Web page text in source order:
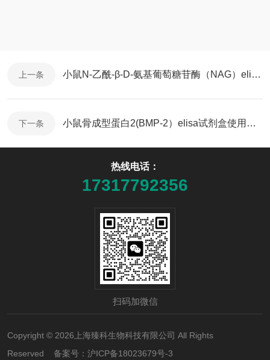
上一条 小鼠N-乙酰-β-D-氨基葡萄糖苷酶（NAG）elisa试剂盒操作步骤
下一条 小鼠骨成型蛋白2(BMP-2）elisa试剂盒使用说明书
热线电话：
17317792356
扫码加微信
Copyright © 2026上海臻科生物科技有限公司 All Rights
Reserved 备案号： 沪ICP备18023679号-3